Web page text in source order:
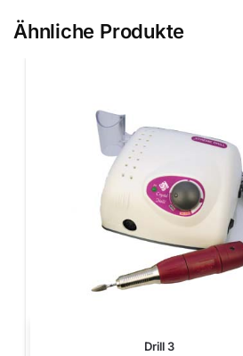
Ähnliche Produkte
Drill 3